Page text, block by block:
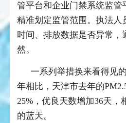
管平台和企业门禁系统监管
精准划定监管范围。执法人
时间、排放数据是否异常，
然。
一系列举措换来看得见
年相比，天津市去年的
25%，优良天数增加36天，
的蓝天。